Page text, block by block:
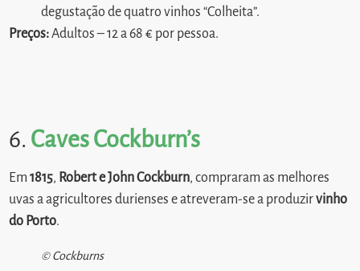
degustação de quatro vinhos “Colheita”.
Preços:Adultos – 12 a 68 € por pessoa.
6. Caves Cockburn’s
Em1815, Robert e John Cockburn, compraram as melhores
uvas a agricultores durienses e atreveram-se a produzirvinho
do Porto.
© Cockburns